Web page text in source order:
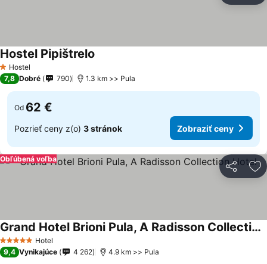
1 Počet hviezdičiek
Hostel
Hostel Pipištrelo
7,8 Dobré 790 1.3 km >> Pula
Od 62 €
Pozrieť ceny z(o) 3 stránok Zobraziť ceny
Zdieľať
Obľúbená voľba
5 Počet hviezdičiek
Hotel
Grand Hotel Brioni Pula, A Radisson Collection Hotel
Zobraziť ceny
9,4 Vynikajúce 4 262 4.9 km >> Pula